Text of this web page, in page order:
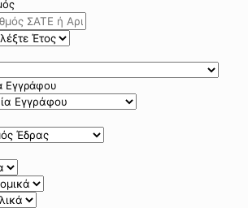
Εγγράφου